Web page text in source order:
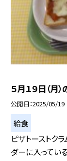
５月１９日（月
公開日 2025/05/19
給食
ピザトーストク
ダーに入ってい